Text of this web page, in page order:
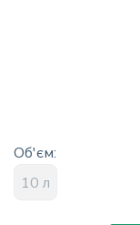
Об'єм:
10 л